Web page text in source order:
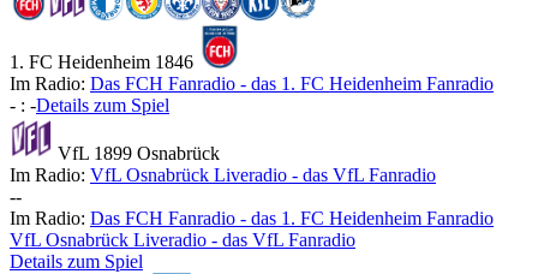
1. FC Heidenheim 1846
Im Radio: Das FCH Fanradio - das 1. FC Heidenheim Fanradio
- : -Details zum Spiel
VfL 1899 Osnabrück
Im Radio: VfL Osnabrück Liveradio - das VfL Fanradio
--
Im Radio: Das FCH Fanradio - das 1. FC Heidenheim Fanradio
VfL Osnabrück Liveradio - das VfL Fanradio
Details zum Spiel